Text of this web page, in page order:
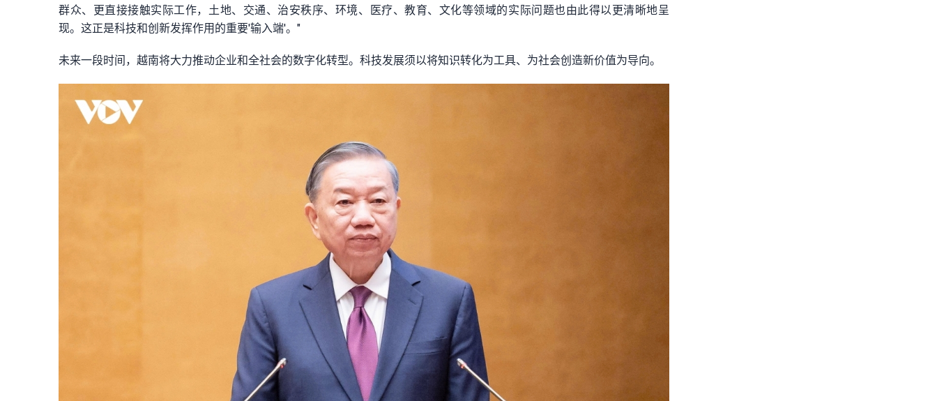
群众、更直接接触实际工作，土地、交通、治安秩序、环境、医疗、教育、文化等领域的实际问题也由此得以更清晰地呈
现。这正是科技和创新发挥作用的重要'输入端'。"
未来一段时间，越南将大力推动企业和全社会的数字化转型。科技发展须以将知识转化为工具、为社会创造新价值为导向。